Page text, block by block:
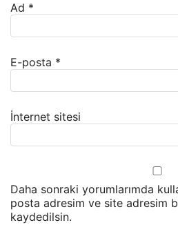
Ad *
E-posta *
İnternet sitesi
Daha sonraki yorumlarımda
posta adresim ve site adresim
kaydedilsin.